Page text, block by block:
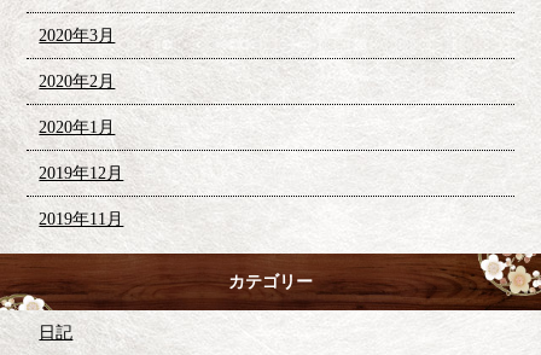
2020年3月
2020年2月
2020年1月
2019年12月
2019年11月
カテゴリー
日記